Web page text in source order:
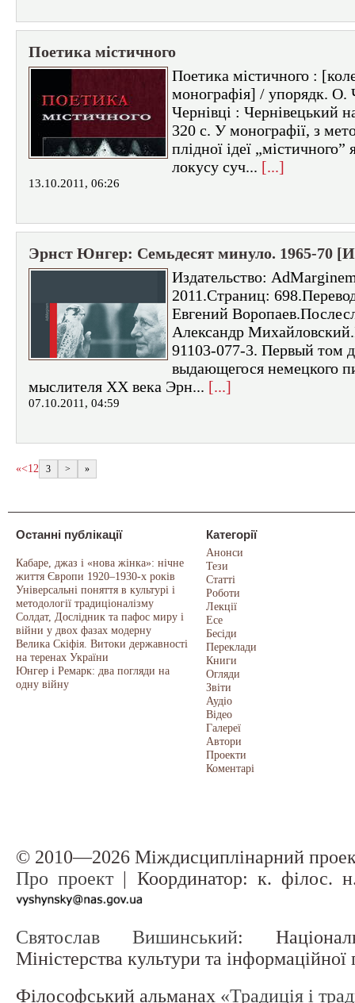
Поетика містичного
Поетика містичного :
монографія] / упорядк. О.
Чернівці : Чернівецький
320 с. У монографії, з
плідної ідеї „містичного”
локусу суч... [...]
13.10.2011, 06:26
Эрнст Юнгер: Семьдесят минуло. 1965-70
Издательство:
2011.Страниц:
Евгений
Александр
91103-077-3. Первый том
выдающегося немецкого
мыслителя ХХ века Эрн... [...]
07.10.2011, 04:59
«<12 3 > »
Останні публікації
Кабаре, джаз і «нова жінка»: нічне
життя Європи 1920–1930-х років
Універсальні поняття в культурі і
методології традиціоналізму
Солдат, Дослідник та пафос миру і
війни у двох фазах модерну
Велика Скіфія. Витоки державності
на теренах України
Юнгер і Ремарк: два погляди на
одну війну
Категорії
Анонси
Тези
Статті
Роботи
Лекції
Есе
Бесіди
Переклади
Книги
Огляди
Звіти
Аудіо
Відео
Галереї
Автори
Проекти
Коментарі
© 2010—2026 Міждисциплінарний
Про проект| Координатор: к. філос.
Святослав Вишинський:
Міністерства культури та
Філософський альманах «Традиція і